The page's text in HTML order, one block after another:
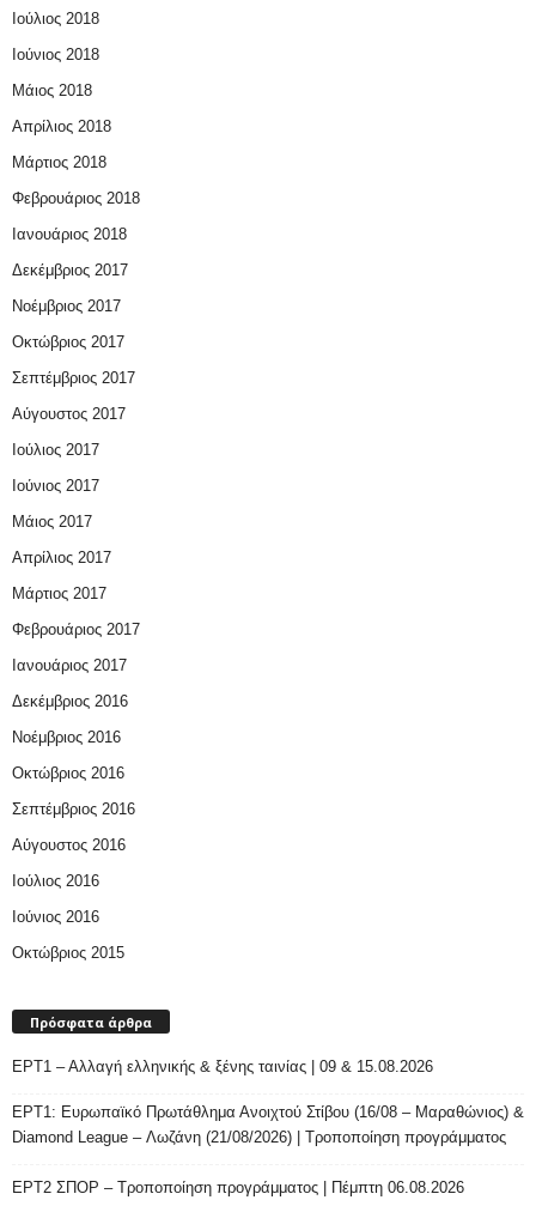
Ιούλιος 2018
Ιούνιος 2018
Μάιος 2018
Απρίλιος 2018
Μάρτιος 2018
Φεβρουάριος 2018
Ιανουάριος 2018
Δεκέμβριος 2017
Νοέμβριος 2017
Οκτώβριος 2017
Σεπτέμβριος 2017
Αύγουστος 2017
Ιούλιος 2017
Ιούνιος 2017
Μάιος 2017
Απρίλιος 2017
Μάρτιος 2017
Φεβρουάριος 2017
Ιανουάριος 2017
Δεκέμβριος 2016
Νοέμβριος 2016
Οκτώβριος 2016
Σεπτέμβριος 2016
Αύγουστος 2016
Ιούλιος 2016
Ιούνιος 2016
Οκτώβριος 2015
Πρόσφατα άρθρα
ΕΡΤ1 – Αλλαγή ελληνικής & ξένης ταινίας | 09 & 15.08.2026
ΕΡΤ1: Ευρωπαϊκό Πρωτάθλημα Ανοιχτού Στίβου (16/08 – Μαραθώνιος) &
Diamond League – Λωζάνη (21/08/2026) | Τροποποίηση προγράμματος
ΕΡΤ2 ΣΠΟΡ – Τροποποίηση προγράμματος | Πέμπτη 06.08.2026